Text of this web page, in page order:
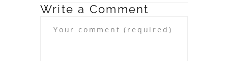
Write a Comment